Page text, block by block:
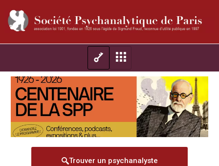
Trouver un psychanalyste